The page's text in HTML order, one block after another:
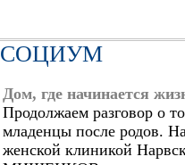
СОЦИУМ
Дом, где начинается
Продолжаем разговор о
младенцы после родов.
женской клиникой